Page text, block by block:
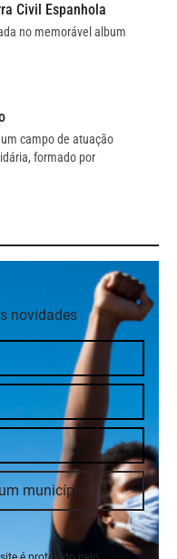
Civil Espanhola
no memorável album
campo de atuação
formado por
novidades